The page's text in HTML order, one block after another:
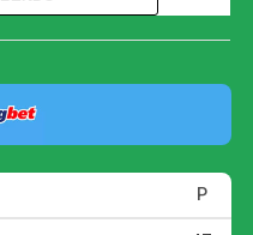
três atrás do Bahia, que
equilíbrio e pela forte
dificuldades
e as chances claras